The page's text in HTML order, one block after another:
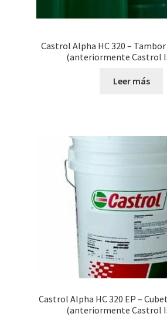
Castrol Alpha HC 320 –
(anteriormente Castrol
Leer más
Castrol Alpha HC 320 EP –
(anteriormente Castrol